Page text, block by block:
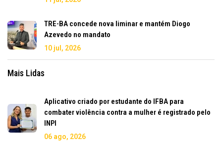
TRE-BA concede nova liminar e mantém Diogo
Azevedo no mandato
10 jul, 2026
Mais Lidas
Aplicativo criado por estudante do IFBA para
combater violência contra a mulher é registrado pelo
INPI
06 ago, 2026